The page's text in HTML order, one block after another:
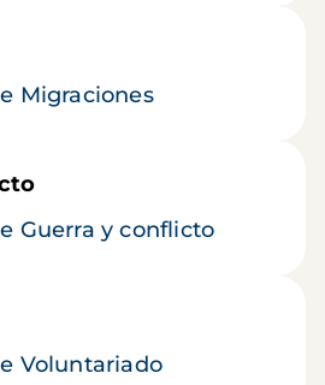
Migraciones
Guerra y conflicto
Voluntariado